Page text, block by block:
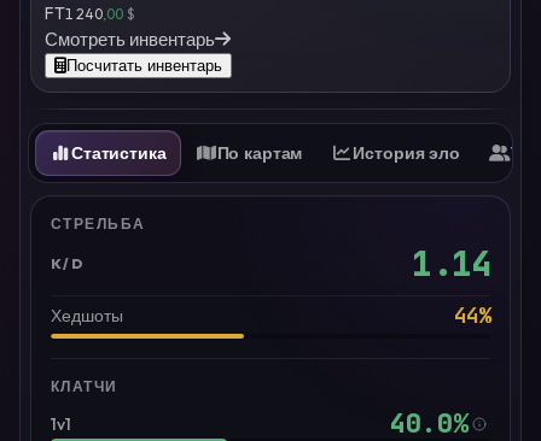
FT1 240 ,00 $
Смотреть инвентарь
Посчитать инвентарь
Статистика По картам История эло
СТРЕЛЬБА
K/D 1.14
Хедшоты 44%
КЛАТЧИ
1v1 40.0%